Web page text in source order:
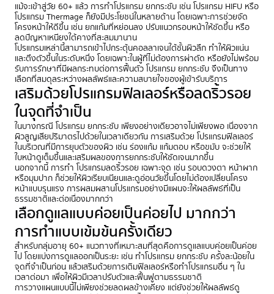
แม้จะเข้าสู่วัย 60+ แล้ว การทำโปรแกรม ยกกระชับ เช่น โปรแกรม HIFU หรือ
โปรแกรม Thermage ก็ยังมีประโยชน์ในหลายด้าน โดยเฉพาะการช่วยจัด
โครงหน้าให้ดีขึ้น เช่น ยกแก้มที่หย่อนลง ปรับแนวกรอบหน้าให้ชัดขึ้น หรือ
ลดปัญหาเหนียงใต้คางที่สะสมมานาน
โปรแกรมเหล่านี้สามารถเข้าไปกระตุ้นคอลลาเจนใต้ชั้นผิวลึก ทำให้ผิวแน่น
และตึงตัวขึ้นในระดับหนึ่ง โดยเฉพาะในผู้ที่ไม่ต้องการผ่าตัด หรือยังไม่พร้อม
รับการรักษาที่มีผลกระทบต่อการฟื้นตัว โปรแกรม ยกกระชับ จึงเป็นทาง
เลือกที่สมดุลระหว่างผลลัพธ์และความสบายใจของผู้เข้ารับบริการ
เสริมด้วยโปรแกรมฟิลเลอร์หรือลดริ้วรอย
ในจุดที่จำเป็น
ในบางกรณี โปรแกรม ยกกระชับ เพียงอย่างเดียวอาจไม่เพียงพอ เนื่องจาก
ผิวสูญเสียปริมาตรไปด้วยในเวลาเดียวกัน การเสริมด้วย โปรแกรมฟิลเลอร์
ในบริเวณที่มีการยุบตัวของผิว เช่น ร่องแก้ม แก้มตอบ หรือขมับ จะช่วยให้
ใบหน้าดูเต็มขึ้นและเสริมผลของการยกกระชับให้ชัดเจนมากขึ้น
นอกจากนี้ การทำ โปรแกรมลดริ้วรอย เฉพาะจุด เช่น รอบดวงตา หน้าผาก
หรือมุมปาก ก็ช่วยให้ผิวเรียบเนียนและดูอ่อนวัยขึ้นโดยไม่ต้องเปลี่ยนโครง
หน้าแบบรุนแรง การผสมผสานโปรแกรมอย่างมีแผนจะให้ผลลัพธ์ที่เป็น
ธรรมชาติและต่อเนื่องมากกว่า
เลือกดูแลแบบค่อยเป็นค่อยไป มากกว่า
การทำแบบเข้มข้นครั้งเดียว
สำหรับกลุ่มอายุ 60+ แนวทางที่เหมาะสมที่สุดคือการดูแลแบบค่อยเป็นค่อย
ไป โดยแบ่งการดูแลออกเป็นระยะ เช่น ทำโปรแกรม ยกกระชับ ครั้งละน้อยใน
จุดที่จำเป็นก่อน แล้วเสริมด้วยการเติมฟิลเลอร์หรือทำโปรแกรมอื่น ๆ ใน
เวลาต่อมา เพื่อให้ผิวมีเวลาปรับตัวและฟื้นฟูตามธรรมชาติ
การวางแผนแบบนี้ไม่เพียงช่วยลดผลข้างเคียง แต่ยังช่วยให้ผลลัพธ์ดู